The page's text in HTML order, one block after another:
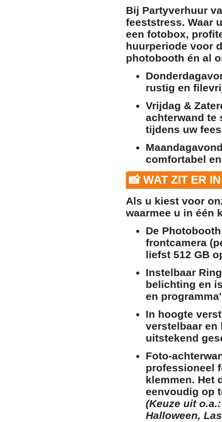
Bij Partyverhuur
feeststress. Waar
een fotobox,
huurperiode voor
photobooth én al
rustig en
Vrijdag &
achterwand te
tijdens uw
comfortabel
📸 WAT ZIT ER
Als u kiest voor
waarmee u in één
De
frontcamera
liefst 512 GB
Instelbaar
belichting en
en
In hoogte
verstelbaar en
uitstekend
Foto-
professioneel
klemmen. Het
eenvoudig op
(Keuze uit
Halloween,